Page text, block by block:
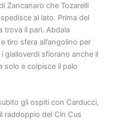
Zancanaro che Tozarelli
al lato. Prima del
trova il pari. Abdala
tiro sfera all’angolino per
i gialloverdi sfiorano anche il
solo e colpisce il palo
gli ospiti con Carducci,
raddoppio del Cln Cus